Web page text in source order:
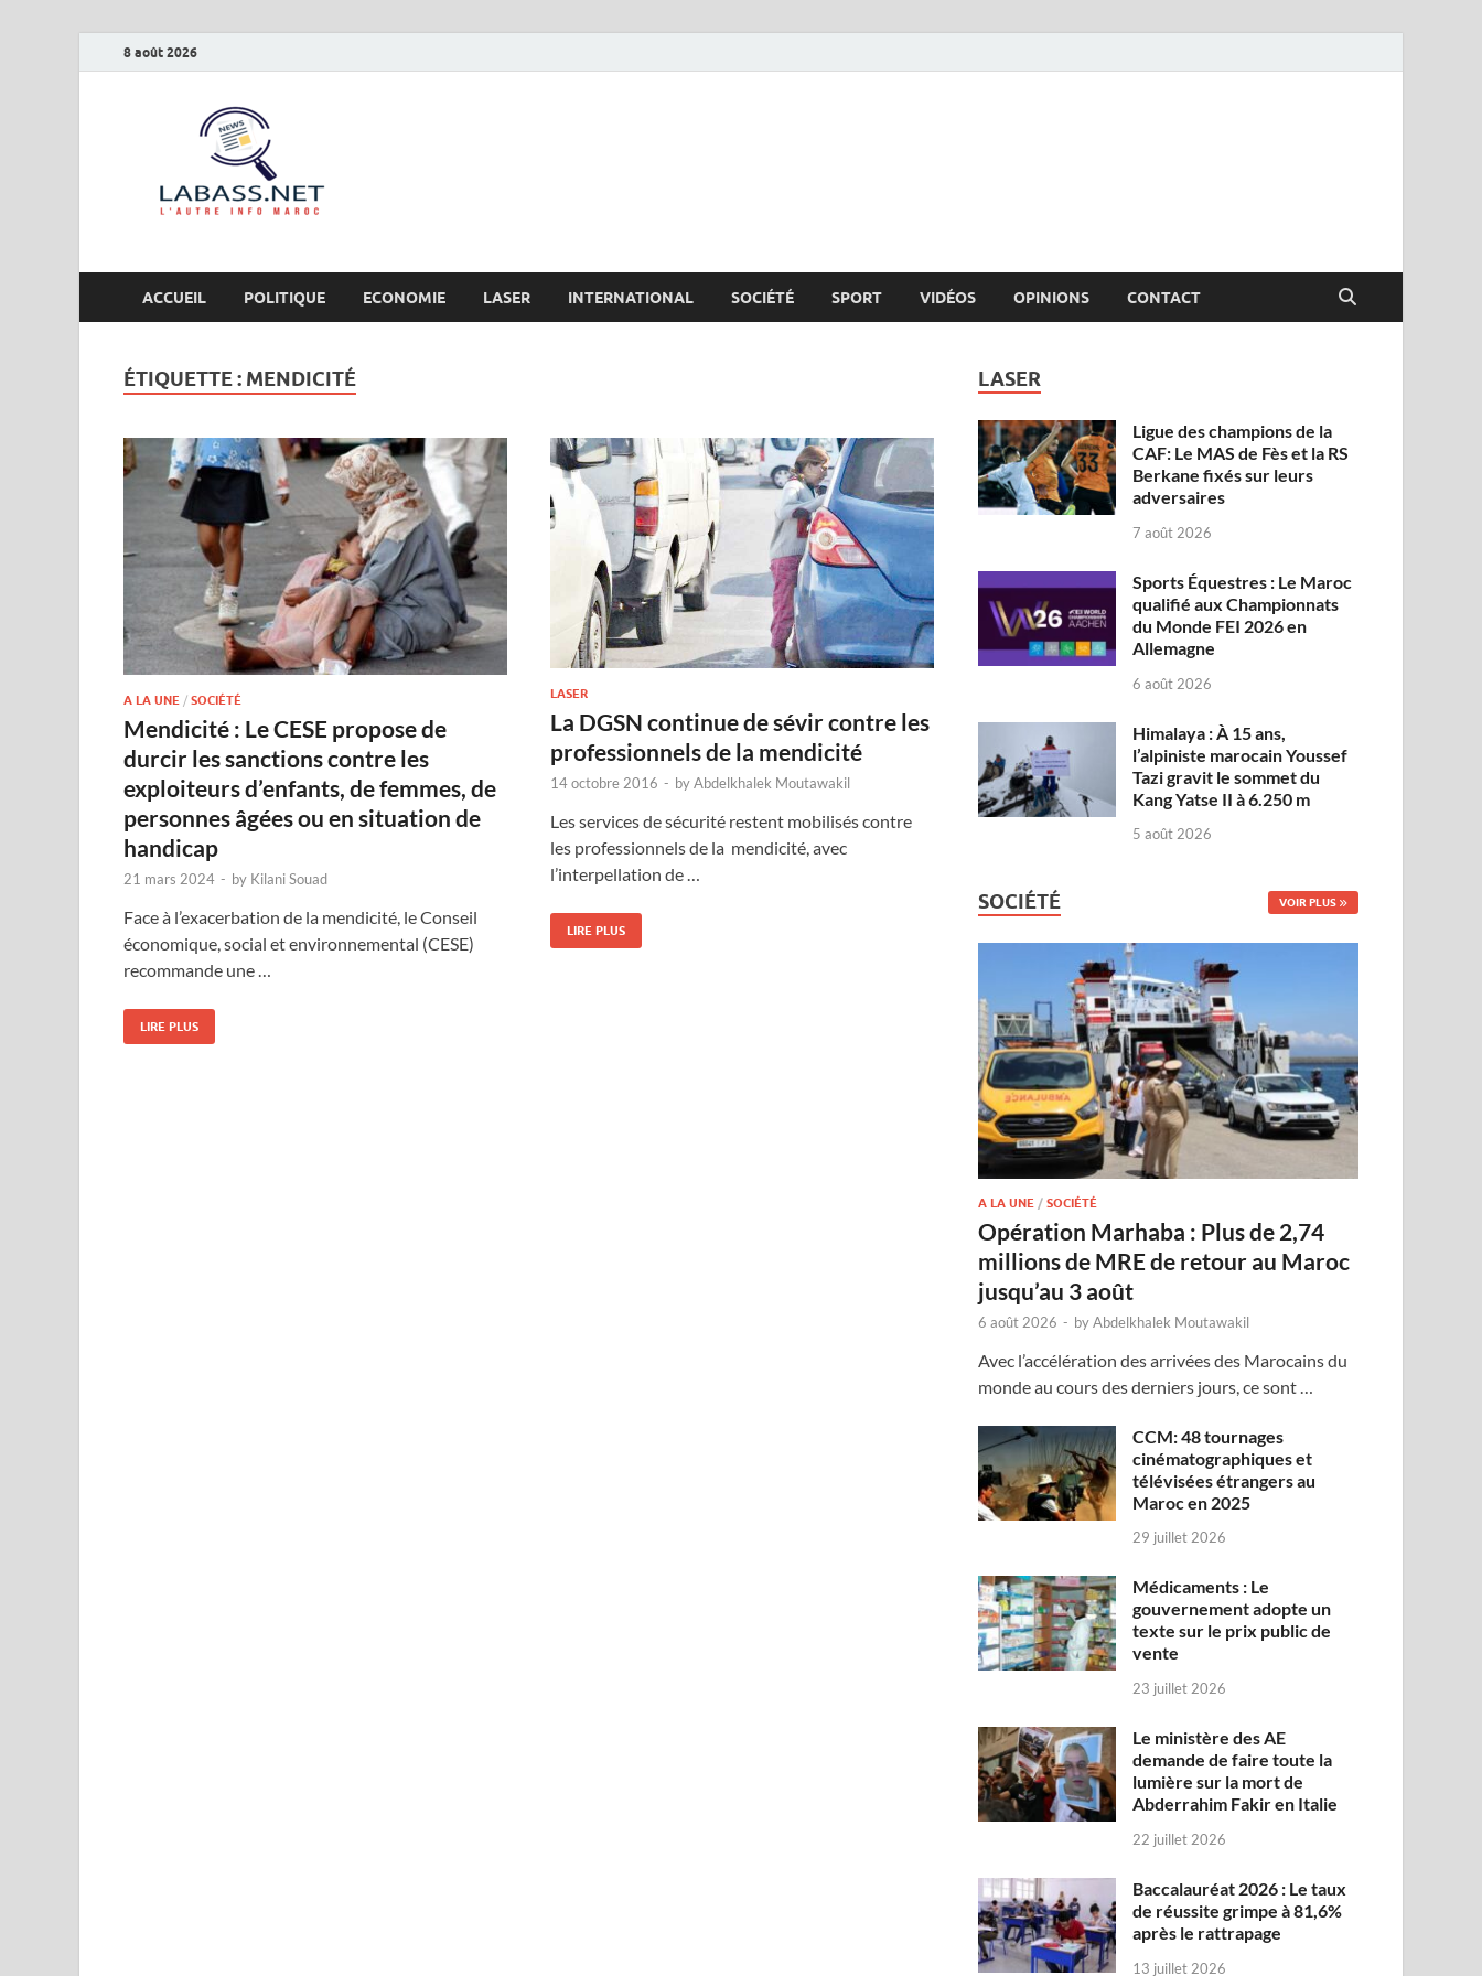
8 août 2026
ACCUEIL POLITIQUE ECONOMIE LASER INTERNATIONAL SOCIÉTÉ SPORT VIDÉOS OPINIONS CONTACT
ÉTIQUETTE : MENDICITÉ
A LA UNE / SOCIÉTÉ
Mendicité : Le CESE propose de
durcir les sanctions contre les
exploiteurs d’enfants, de femmes, de
personnes âgées ou en situation de
handicap
21 mars 2024 - by Kilani Souad
Face à l’exacerbation de la mendicité, le Conseil
économique, social et environnemental (CESE)
recommande une …
LIRE PLUS
LASER
La DGSN continue de sévir contre les
professionnels de la mendicité
14 octobre 2016 - byAbdelkhalek Moutawakil
Les services de sécurité restent mobilisés contre
les professionnels de la mendicité, avec
l’interpellation de …
LIRE PLUS
LASER
Ligue des champions de la
CAF: Le MAS de Fès et la RS
Berkane fixés sur leurs
adversaires
7 août 2026
Sports Équestres : Le Maroc
qualifié aux Championnats
du Monde FEI 2026 en
Allemagne
6 août 2026
Himalaya : À 15 ans,
l’alpiniste marocain Youssef
Tazi gravit le sommet du
Kang Yatse II à 6.250 m
5 août 2026
SOCIÉTÉ VOIR PLUS
A LA UNE /SOCIÉTÉ
Opération Marhaba : Plus de 2,74
millions de MRE de retour au Maroc
jusqu’au 3 août
6 août 2026 - byAbdelkhalek Moutawakil
Avec l’accélération des arrivées des Marocains du
monde au cours des derniers jours, ce sont …
CCM: 48 tournages
cinématographiques et
télévisées étrangers au
Maroc en 2025
29 juillet 2026
Médicaments : Le
gouvernement adopte un
texte sur le prix public de
vente
23 juillet 2026
Le ministère des AE
demande de faire toute la
lumière sur la mort de
Abderrahim Fakir en Italie
22 juillet 2026
Baccalauréat 2026 : Le taux
de réussite grimpe à 81,6%
après le rattrapage
13 juillet 2026